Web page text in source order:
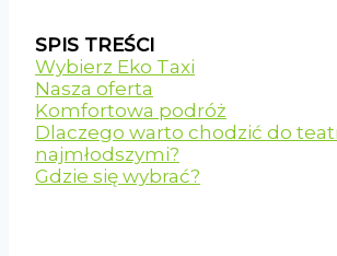
SPIS TREŚCI
Wybierz Eko Taxi
Nasza oferta
Komfortowa podróż
Dlaczego warto chodzić do
najmłodszymi?
Gdzie się wybrać?